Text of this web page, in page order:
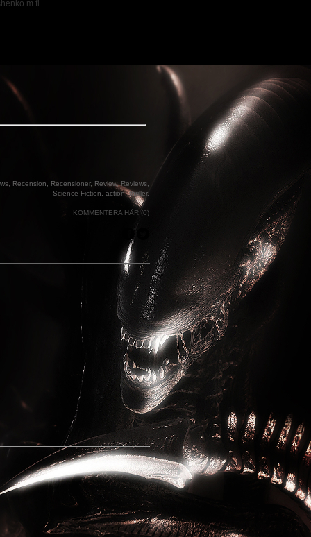
m.fl.
Recension Recensioner, Review,Reviews
Science Fiction
action,thriller.
KOMMENTERA HÄR (0)